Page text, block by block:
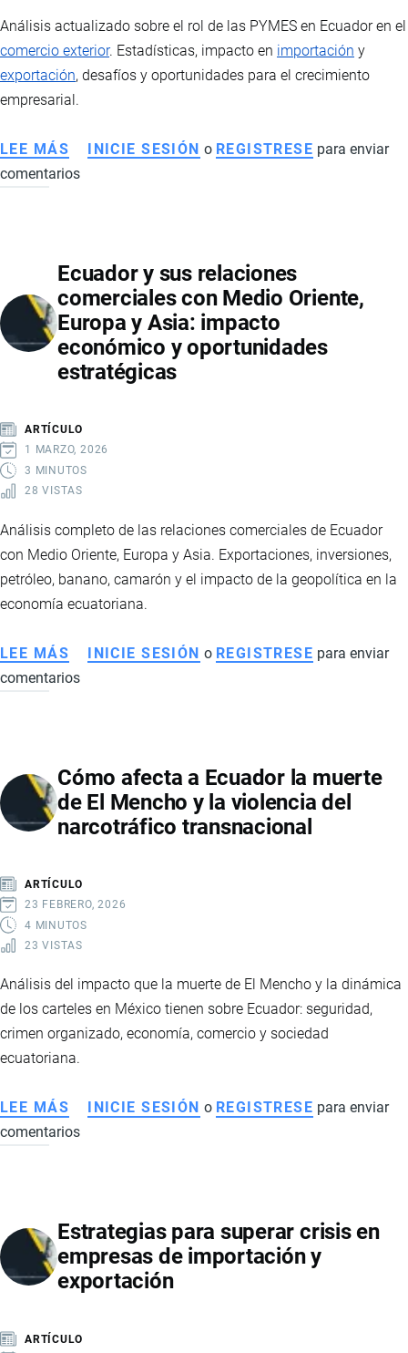
Análisis actualizado sobre el rol de las PYMES en Ecuador en el
comercio exterior. Estadísticas, impacto en importación y
exportación, desafíos y oportunidades para el crecimiento
empresarial.
LEE MÁS SOBRE
PYMES
SU
PARTICIPACIÓN
EN
EL
COMERCIO
INICIE SESIÓN o REGISTRESE para enviar
comentarios
Ecuador y sus relaciones
comerciales con Medio Oriente,
Europa y Asia: impacto
económico y oportunidades
estratégicas
ARTÍCULO
1 MARZO, 2026
3 MINUTOS
28 VISTAS
Análisis completo de las relaciones comerciales de Ecuador
con Medio Oriente, Europa y Asia. Exportaciones, inversiones,
petróleo, banano, camarón y el impacto de la geopolítica en la
economía ecuatoriana.
LEE MÁS SOBRE
ECUADOR
COMERCIALES
CON
MEDIO
Y
ASIA:
IMPACTO
INICIE SESIÓN o REGISTRESE para enviar
comentarios
Cómo afecta a Ecuador la muerte
de El Mencho y la violencia del
narcotráfico transnacional
ARTÍCULO
23 FEBRERO, 2026
4 MINUTOS
23 VISTAS
Análisis del impacto que la muerte de El Mencho y la dinámica
de los carteles en México tienen sobre Ecuador: seguridad,
crimen organizado, economía, comercio y sociedad
ecuatoriana.
LEE MÁS SOBRE
CÓMO
LA
MUERTE
DE
INICIE SESIÓN o REGISTRESE para enviar
comentarios
Estrategias para superar crisis en
empresas de importación y
exportación
ARTÍCULO